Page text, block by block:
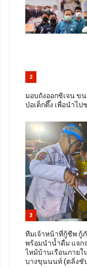
2
มอบถังออกซิเจน ข
ป่อเต็กตึ๊ง เพื่อนำไ
3
ทีมเจ้าหน้าที่กู้ชีพ กู้
พร้อมนำน้ำดื่ม แจก
ไหม้บ้านเรือนภาย
บางขุนนนท์ (ตลิ่งชั